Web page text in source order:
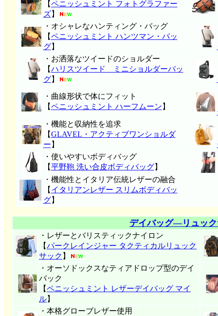
【ペニッシュミント フォトグラファー
ズ】
・オシャレなハンティング・バッグ
【ペニッシュミント ハンツマン・バッ
グ】
・お洒落なツイードのショルダー
【ハリスツイード ミニショルダーバッ
グ】
・曲線形状で体にフィット
【ペニッシュミント ハーフムーン 】
・機能と収納性を追求
【GLAVEL・アクティブワンショルダ
ー 】
・使いやすいボディバッグ
【平野鞄 洗い合皮ボディバッグ】
・機能性とイタリア伝統レザーの融合
【 イタリアンレザー スリムボディバッ
グ】
デイバッグ―リュッ
・レザーとバリスティックナイロン
【パークレインジャー タクティカルリュック
サック 】
・オーソドックスなティアドロップ型のデイ
バック
【ペニッシュミント レザーデイバッグ マイ
ル】
・本格グローブレザー使用